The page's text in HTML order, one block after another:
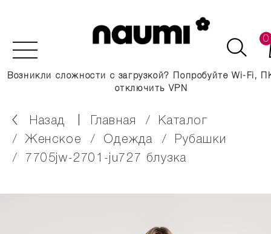
0
Возникли сложности с загрузкой? Попробуйте Wi-Fi,
отключить VPN
Назад главная
каталог
женское
одежда
рубашки
7705jw-2701-ju727 блузка